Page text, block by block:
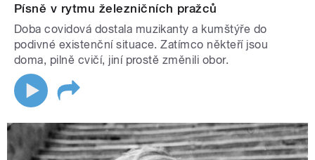
Písně v rytmu železničních pražců
Doba covidová dostala muzikanty a kumštýře do
podivné existenční situace. Zatímco někteří jsou
doma, pilně cvičí, jiní prostě změnili obor.